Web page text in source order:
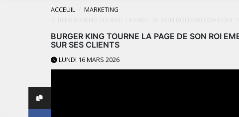
ACCEUIL
MARKETING
BURGER KING TOURNE LA PAGE DE SON ROI
SUR SES CLIENTS
LUNDI 16 MARS 2026